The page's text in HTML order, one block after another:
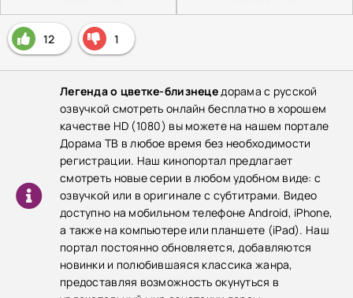
12 1
Легенда о цветке-близнецедорама с русской
озвучкой смотреть онлайн бесплатно в хорошем
качестве HD (1080) вы можете на нашем портале
Дорама ТВ в любое время без необходимости
регистрации. Наш кинопортал предлагает
смотреть новые серии в любом удобном виде: с
озвучкой или в оригинале с субтитрами. Видео
доступно на мобильном телефоне Android, iPhone,
а также на компьютере или планшете (iPad). Наш
портал постоянно обновляется, добавляются
новинки и полюбившаяся классика жанра,
предоставляя возможность окунуться в